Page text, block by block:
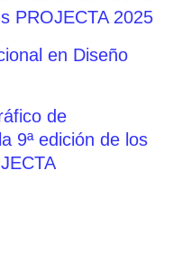
PROJECTA 2025
en Diseño
de
9ª edición de los